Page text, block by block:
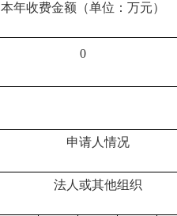
本年收费金额（单位：万元）
0
申请人情况
法人或其他组织